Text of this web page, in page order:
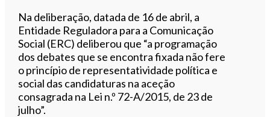
Na deliberação, datada de 16 de abril, a
Entidade Reguladora para a Comunicação
Social (ERC) deliberou que “a programação
dos debates que se encontra fixada não fere
o princípio de representatividade política e
social das candidaturas na aceção
consagrada na Lei n.º 72-A/2015, de 23 de
julho”.